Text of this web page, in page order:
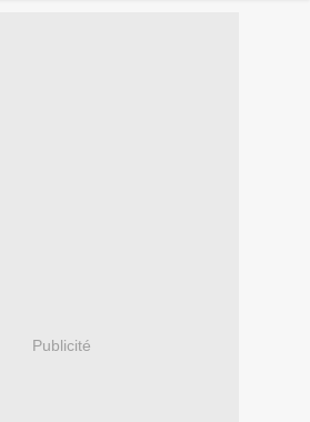
Publicité